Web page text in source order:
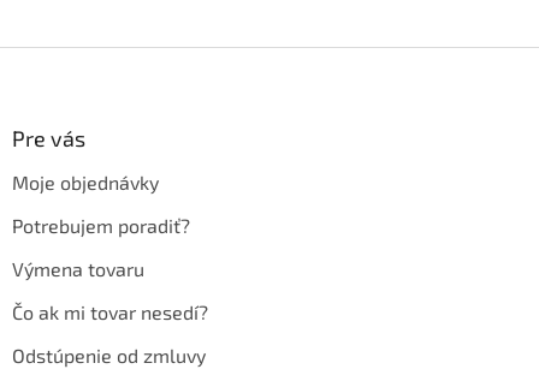
Pre vás
Moje objednávky
Potrebujem poradiť?
Výmena tovaru
Čo ak mi tovar nesedí?
Odstúpenie od zmluvy